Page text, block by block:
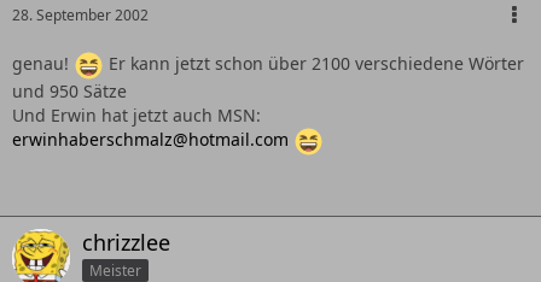
28. September 2002
genau!
Er kann jetzt schon über 2100 verschiedene Wörter
und 950 Sätze
Und Erwin hat jetzt auch MSN:
erwinhaberschmalz@hotmail.com
chrizzlee
Meister